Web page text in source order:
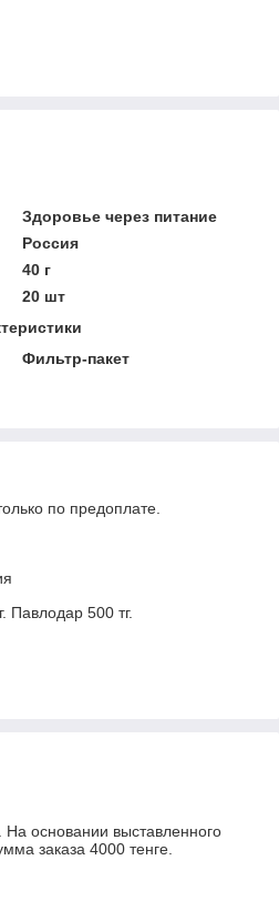
Здоровье через питание
Россия
40 г
20 шт
Фильтр-пакет
по предоплате.
Павлодар 500 тг.
На основании выставленного
заказа 4000 тенге.